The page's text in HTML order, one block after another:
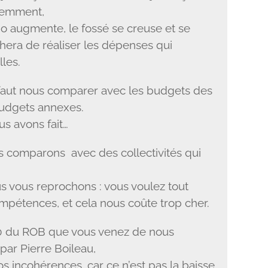
augmente, le fossé se creuse et se
de réaliser les dépenses qui
nous comparer avec les budgets des
annexes.
avons fait…
comparons avec des collectivités qui
vous reprochons : vous voulez tout
et cela nous coûte trop cher.
ROB que vous venez de nous
Pierre Boileau,
incohérences, car ce n’est pas la baisse